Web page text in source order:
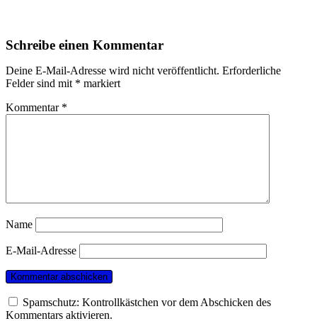
Schreibe einen Kommentar
Deine E-Mail-Adresse wird nicht veröffentlicht. Erforderliche
Felder sind mit * markiert
Kommentar *
Name
E-Mail-Adresse
Spamschutz: Kontrollkästchen vor dem Abschicken des
Kommentars aktivieren.